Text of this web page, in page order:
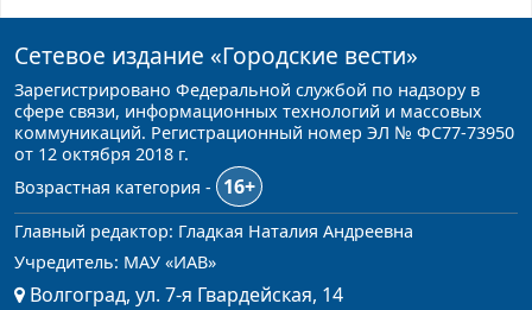
Сетевое издание «Городские вести»
Зарегистрировано Федеральной службой по надзору в
сфере связи, информационных технологий и массовых
коммуникаций. Регистрационный номер ЭЛ № ФС77-73950
от 12 октября 2018 г.
Возрастная категория -
16+
Главный редактор: Гладкая Наталия Андреевна
Учредитель: МАУ «ИАВ»
Волгоград, ул. 7-я Гвардейская, 14